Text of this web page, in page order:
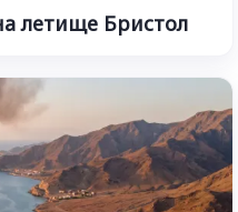
летище Бристол